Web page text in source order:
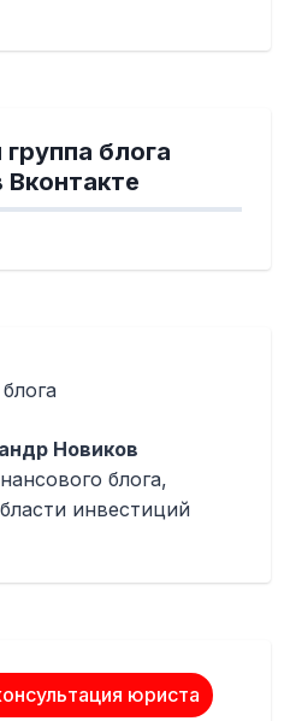
блога
Вконтакте
Новиков
блога,
инвестиций
юриста